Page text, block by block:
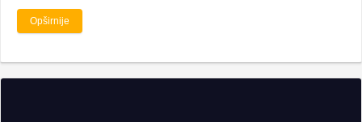
Opširnije